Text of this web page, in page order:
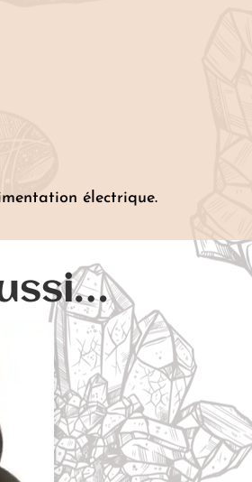
électrique.